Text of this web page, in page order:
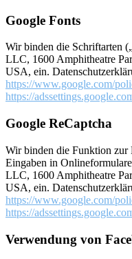
Google Fonts
Wir binden die Schriftarten
LLC, 1600 Amphitheatre
USA, ein.
https://www.google.com/
https://
Google ReCaptcha
Wir binden die Funktion
Eingaben in
LLC, 1600 Amphitheatre
USA, ein.
https://www.google.com/
https://
Verwendung von